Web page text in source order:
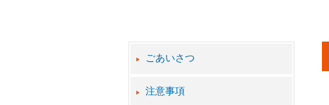
ごあいさつ
注意事項